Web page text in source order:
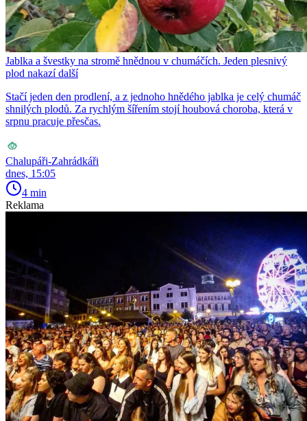
Jablka a švestky na stromě hnědnou v chumáčích. Jeden plesnivý
plod nakazí další
Stačí jeden den prodlení, a z jednoho hnědého jablka je celý chumáč
shnilých plodů. Za rychlým šířením stojí houbová choroba, která v
srpnu pracuje přesčas.
Chalupáři-Zahrádkáři
dnes, 15:05
4 min
Reklama